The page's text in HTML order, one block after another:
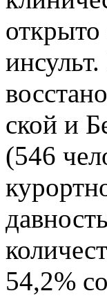
ской и
(546
54,2%